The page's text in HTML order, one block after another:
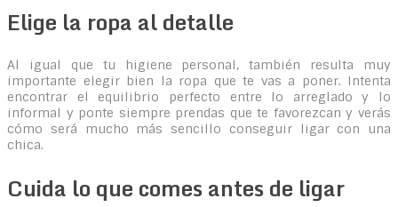
Elige la ropa al detalle
Al igual que tu higiene personal, también resulta muy
importante elegir bien la ropa que te vas a poner. Intenta
encontrar el equilibrio perfecto entre lo arreglado y lo
informal y ponte siempre prendas que te favorezcan y verás
cómo será mucho más sencillo conseguir ligar con una
chica.
Cuida lo que comes antes de ligar